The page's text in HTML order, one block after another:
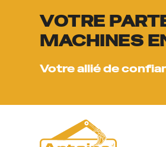
VOTRE
MACHINES
Votre allié de